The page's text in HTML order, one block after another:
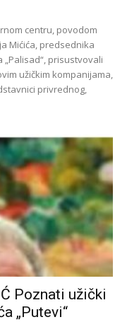
centru, povodom
Mićića, predsednika
„Palisad“, prisustvovali
užičkim kompanijama,
privrednog,
Poznati užički
„Putevi“